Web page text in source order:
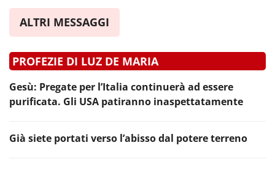
ALTRI MESSAGGI
PROFEZIE DI LUZ DE MARIA
Gesù: Pregate per l’Italia continuerà ad essere
purificata. Gli USA patiranno inaspettatamente
Già siete portati verso l’abisso dal potere terreno